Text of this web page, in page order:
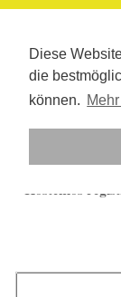
Diese
die
können.
Kostenlos